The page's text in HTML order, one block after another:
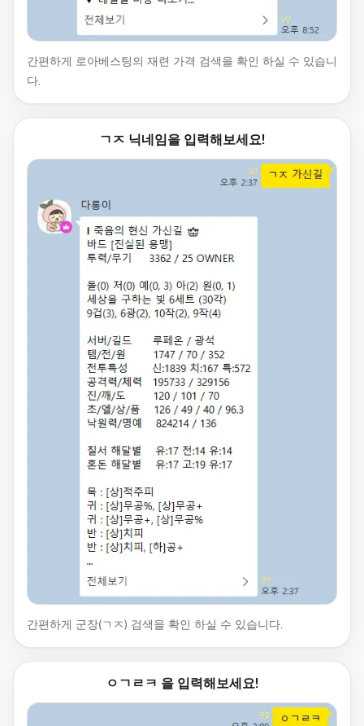
간편하게 로아베스팅의 재련 가격 검색을 확인 하실 수 있습니
다.
ㄱㅈ 닉네임을 입력해보세요!
간편하게 군장(ㄱㅈ) 검색을 확인 하실 수 있습니다.
ㅇㄱㄹㅋ 을 입력해보세요!